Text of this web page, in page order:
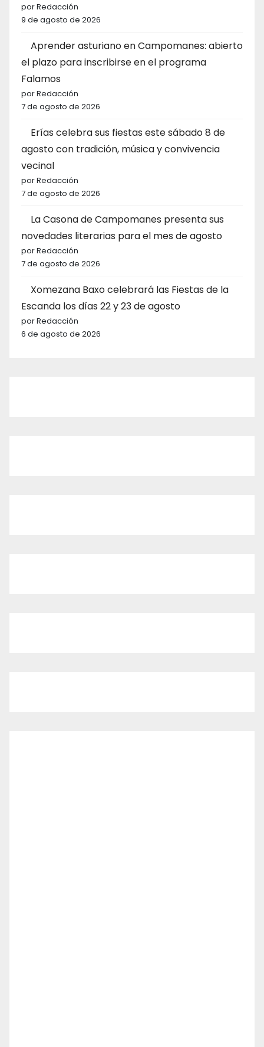
por Redacción
9 de agosto de 2026
Aprender asturiano en Campomanes: abierto
el plazo para inscribirse en el programa
Falamos
por Redacción
7 de agosto de 2026
Erías celebra sus fiestas este sábado 8 de
agosto con tradición, música y convivencia
vecinal
por Redacción
7 de agosto de 2026
La Casona de Campomanes presenta sus
novedades literarias para el mes de agosto
por Redacción
7 de agosto de 2026
Xomezana Baxo celebrará las Fiestas de la
Escanda los días 22 y 23 de agosto
por Redacción
6 de agosto de 2026